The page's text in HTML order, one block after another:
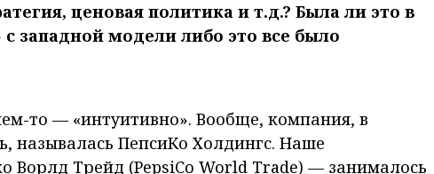
ценовая политика и т.д.? Была ли это в
западной модели либо это все было
то — «интуитивно». Вообще, компания, в
называлась ПепсиКо Холдингс. Наше
Ворлд Трейд (PepsiCo World Trade) — занималось